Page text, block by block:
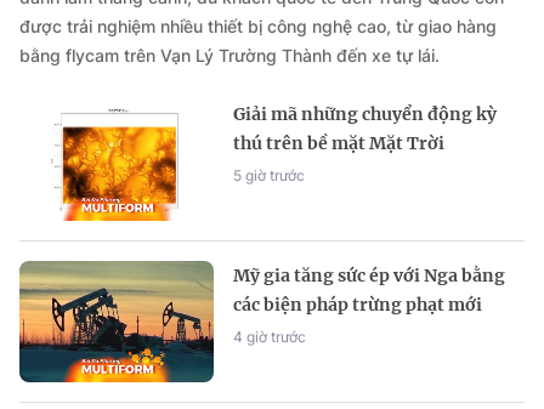
được trải nghiệm nhiều thiết bị công nghệ cao, từ giao hàng
bằng flycam trên Vạn Lý Trường Thành đến xe tự lái.
Giải mã những chuyển động kỳ
thú trên bề mặt Mặt Trời
5 giờ trước
Mỹ gia tăng sức ép với Nga bằng
các biện pháp trừng phạt mới
4 giờ trước